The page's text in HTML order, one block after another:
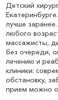
Детский
лучше
любого
массажисты,
без очереди,
лечению и
клиники:
обстановку,
прием можно